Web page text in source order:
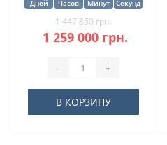
Дней Часов Минут Секунд
1 447 850 грн.
1 259 000 грн.
- +
В КОРЗИНУ